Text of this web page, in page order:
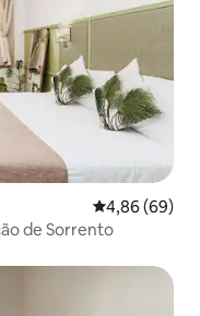
4,86 de uma
4,86 (69)
de Sorrento